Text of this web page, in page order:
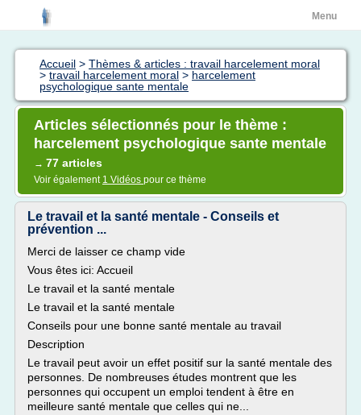
Menu
Accueil > Thèmes & articles : travail harcelement moral
> travail harcelement moral > harcelement
psychologique sante mentale
Articles sélectionnés pour le thème :
harcelement psychologique sante mentale
→ 77 articles
Voir également 1 Vidéos pour ce thème
Le travail et la santé mentale - Conseils et
prévention ...
Merci de laisser ce champ vide
Vous êtes ici: Accueil
Le travail et la santé mentale
Le travail et la santé mentale
Conseils pour une bonne santé mentale au travail
Description
Le travail peut avoir un effet positif sur la santé mentale des
personnes. De nombreuses études montrent que les
personnes qui occupent un emploi tendent à être en
meilleure santé mentale que celles qui ne...